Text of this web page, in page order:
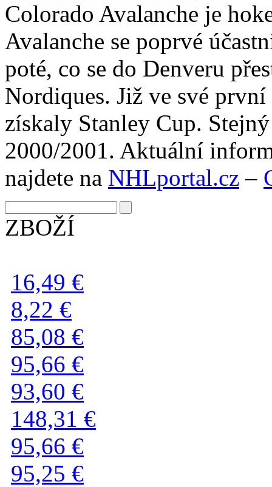
Colorado Avalanche je
Avalanche se poprvé
poté, co se do Denveru
Nordiques. Již ve své
získaly Stanley Cup.
2000/2001. Aktuální
najdete na NHLportal.cz –
ZBOŽÍ
16,49 €
8,22 €
85,08 €
95,66 €
93,60 €
148,31 €
95,66 €
95,25 €